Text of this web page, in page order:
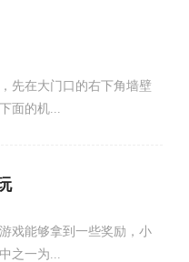
先在大门口的右下角墙壁
面的机...
戏能够拿到一些奖励，小
之一为...